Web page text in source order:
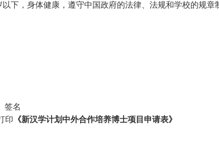
下，身体健康，遵守中国政府的法律、法规和学校的规章
签名
印 《新汉学计划中外合作培养博士项目申请表》